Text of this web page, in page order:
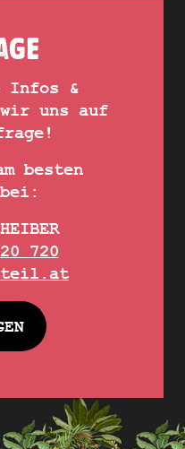
Infos &
uns auf
besten
720